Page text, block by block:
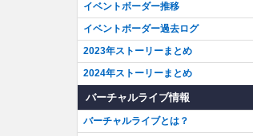
イベントボーダー推移
イベントボーダー過去ログ
2023年ストーリーまとめ
2024年ストーリーまとめ
バーチャルライブ情報
バーチャルライブとは？